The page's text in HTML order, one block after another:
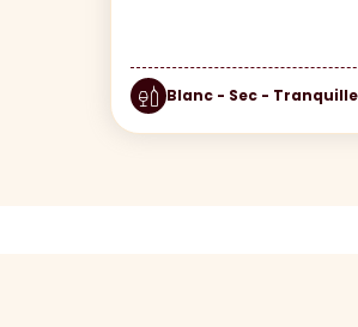
Blanc - Sec - Tranquille